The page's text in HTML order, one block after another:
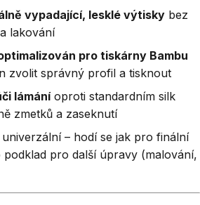
vypadající, lesklé výtisky bez
lakování
pro tiskárny Bambu
zvolit správný profil a tisknout
lámáníoproti standardním silk
zmetků a zaseknutí
– hodí se jak pro finální
podklad pro další úpravy (malování,